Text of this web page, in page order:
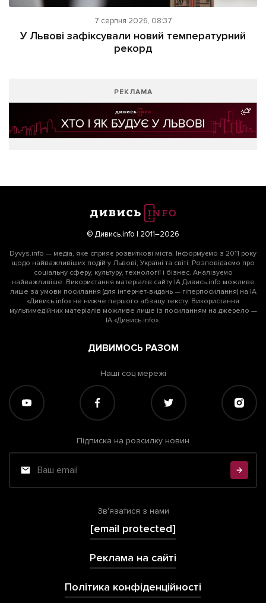
7 серпня 2026, 08:37
У Львові зафіксували новий температурний
рекорд
РЕКЛАМА
© Дивись.info | 2011–2026
Dyvys.info — медіа, яке сприяє розвиткові міста. Інформуємо з 2011 року
щодо найважливіших подій у Львові, Україні та світі. Розповідаємо про
соціальну сферу, культуру, технології і бізнес. Аналізуємо
найважливіше. Використання матеріалів сайту ІА Дивись.info можливе
лише за умови посилання (для інтернет-видань — гіперпосилання) на ІА
«Дивись.info» не нижче першого абзацу тексту. Використання
мультимедійних матеріалів можливе лише із посиланням на джерело —
ІА «Дивись.info».
ДИВИМОСЬ РАЗОМ
Наші соц мережі
Підписка на розсилку новин
Зв'язатися з нами
[email protected]
Реклама на сайті
Політика конфіденційності